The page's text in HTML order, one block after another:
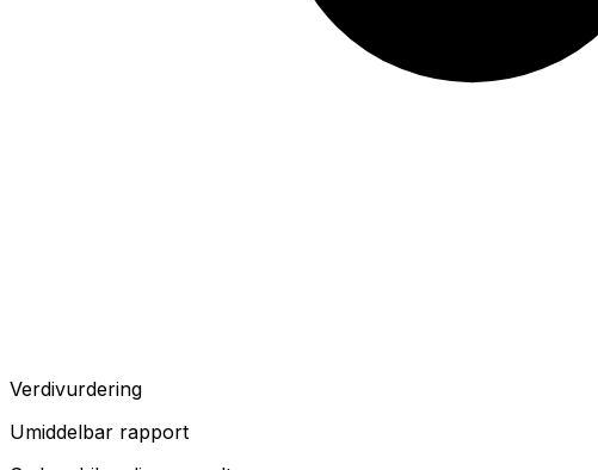
Verdivurdering
Umiddelbar rapport